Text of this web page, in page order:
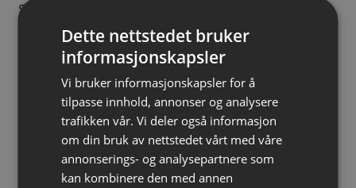
Sekkestativet leveres ferdig montert.
Grønn
Materiale: Stål og treverk
910 mm
Bredde:650 mm
430 mm
100 liter
19 kg
Dette nettstedet bruker
informasjonskapsler
Vi bruker informasjonskapsler for å
tilpasse innhold, annonser og analysere
trafikken vår. Vi deler også informasjon
om din bruk av nettstedet vårt med våre
annonserings- og analysepartnere som
kan kombinere den med annen